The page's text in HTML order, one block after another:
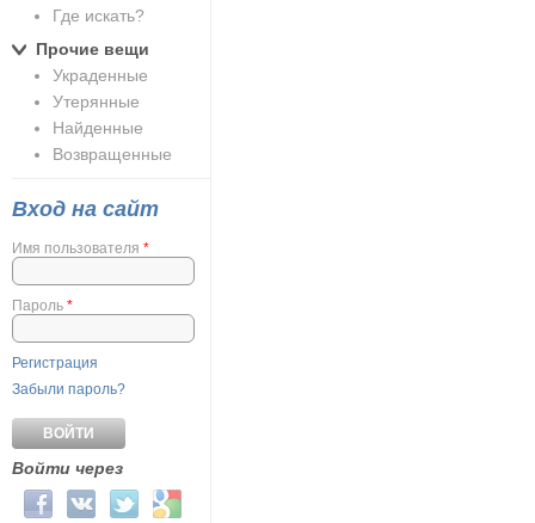
Где искать?
Прочие вещи
Украденные
Утерянные
Найденные
Возвращенные
Вход на сайт
Имя пользователя *
Пароль *
Регистрация
Забыли пароль?
Войти через
Login with Facebook
Login with ВКонтакте
Login with Twitter
Login with Google